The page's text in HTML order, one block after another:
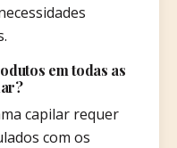
em todas as
capilar requer
com os